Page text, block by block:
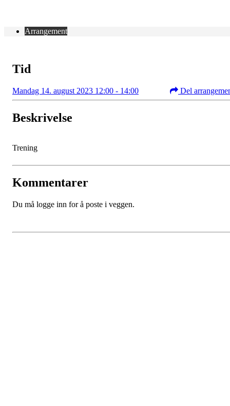
Arrangement
Tid
Mandag 14. august 2023 12:00 - 14:00 Del
Beskrivelse
Trening
Kommentarer
Du må logge inn for å poste i veggen.